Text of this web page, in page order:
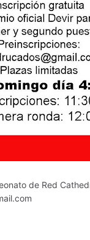
de Red